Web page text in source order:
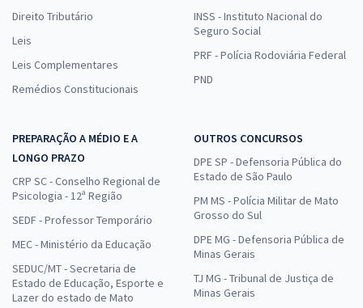
Direito Tributário
Leis
Leis Complementares
Remédios Constitucionais
INSS - Instituto Nacional do
Seguro Social
PRF - Polícia Rodoviária Federal
PND
PREPARAÇÃO A MÉDIO E A
LONGO PRAZO
CRP SC - Conselho Regional de
Psicologia - 12ª Região
SEDF - Professor Temporário
MEC - Ministério da Educação
SEDUC/MT - Secretaria de
Estado de Educação, Esporte e
Lazer do estado de Mato
OUTROS CONCURSOS
DPE SP - Defensoria Pública do
Estado de São Paulo
PM MS - Polícia Militar de Mato
Grosso do Sul
DPE MG - Defensoria Pública de
Minas Gerais
TJ MG - Tribunal de Justiça de
Minas Gerais